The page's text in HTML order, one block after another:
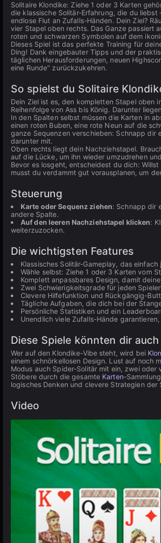
Solitaire Klondike: Ziehe 1 oder 3 Karten
die klassische Solitär-Erfahrung, die du
endlose Flut an Zufalls-Händen. Dein Ziel?
vier Stapel oben rechts. Das Ganze passiert
roten und schwarzen Symbolen auf dem
Dieses Spiel ist das perfekte Training für
Ding! Dank eingebauter Tipps und der
täglichen Herausforderungen, neuen
eine Runde" zurückzukehren.
So spielst du Solitaire
Dein Ziel ist es, den kompletten Stapel oben
Reihenfolge von Ass bis König. Darunter
In den Spalten selbst müssen die Karten in
einen roten Buben, eine rote Neun auf die
ganze Sequenzen verschieben: Schnapp dir
darunter mit.
Oben rechts liegt dein Nachziehstapel.
auf die Lücke, um ihn wieder umzudrehen
Bevor es losgeht, entscheidest du dich:
musst du verdammt gut vorausplanen, um
Steuerung
Karte oder Sequenz ziehen: Schnapp dir
andere Spalte.
Auf den leeren Nachziehstapel klicken:
weiterzuzocken.
Die wichtigsten Features
Klassisches Solitär-Gameplay, das
Wähle selbst: Ziehe 1 oder 3 Karten vom
Komplett anpassbares Design, damit
Zwei Schwierigkeitsgrade für jeden
Clevere Hilfefunktion und Rückgängig-
Tägliche Aufgaben, die dich bei der
Persönliche Statistiken und ein
Unendlich viele Zufalls-Hände
Diese Spiele könnten dir
Wer auf den Klondike-Vibe steht, wird bei
einem schnörkellosen Design. Lust auf noch
Modus auch Spider-Solitär mit ein, zwei oder
Stöbere durch die gesamte Karten-
logisches Denken und clevere Strategien der
Video